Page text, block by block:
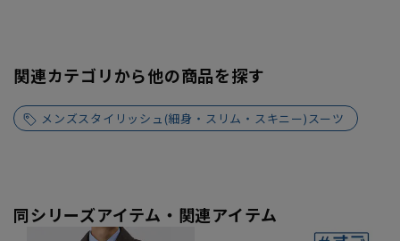
関連カテゴリから他の商品を探す
メンズスタイリッシュ(細身・スリム・スキニー)スーツ
同シリーズアイテム・関連アイテム